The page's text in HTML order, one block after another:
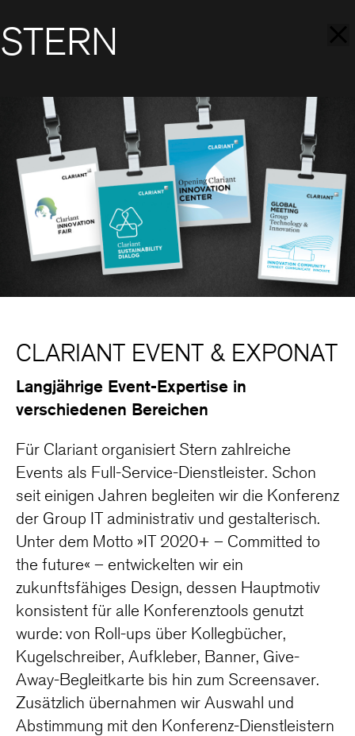
STERN
CLARIANT EVENT & EXPONAT
Langjährige Event-Expertise in
verschiedenen Bereichen
Für Clariant organisiert Stern zahlreiche
Events als Full-Service-Dienstleister. Schon
seit einigen Jahren begleiten wir die Konferenz
der Group IT administrativ und gestalterisch.
Unter dem Motto »IT 2020+ – Committed to
the future« – entwickelten wir ein
zukunftsfähiges Design, dessen Hauptmotiv
konsistent für alle Konferenztools genutzt
wurde: von Roll-ups über Kollegbücher,
Kugelschreiber, Aufkleber, Banner, Give-
Away-Begleitkarte bis hin zum Screensaver.
Zusätzlich übernahmen wir Auswahl und
Abstimmung mit den Konferenz-Dienstleistern